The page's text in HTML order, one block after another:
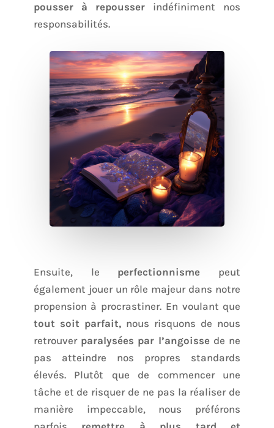
pousser à repousser indéfiniment nos
responsabilités.
Ensuite, le perfectionnisme peut
également jouer un rôle majeur dans notre
propension à procrastiner. En voulant que
tout soit parfait,nous risquons de nous
retrouver paralysées par l’angoissede ne
pas atteindre nos propres standards
élevés. Plutôt que de commencer une
tâche et de risquer de ne pas la réaliser de
manière impeccable, nous préférons